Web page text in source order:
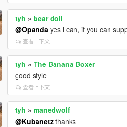
tyh »bear doll
@Opanda yes i can, if you can
查看上下文
tyh »The Banana Boxer
good style
查看上下文
tyh »manedwolf
@Kubanetz thanks